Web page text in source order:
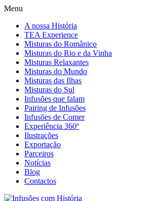
Menu
A nossa História
TEA Experience
Misturas do Românico
Misturas do Rio e da Vinha
Misturas Relaxantes
Misturas do Mundo
Misturas das Ilhas
Misturas do Sul
Infusões que falam
Pairing de Infusões
Infusões de Comer
Experiência 360º
Ilustrações
Exportação
Parceiros
Notícias
Blog
Contactos